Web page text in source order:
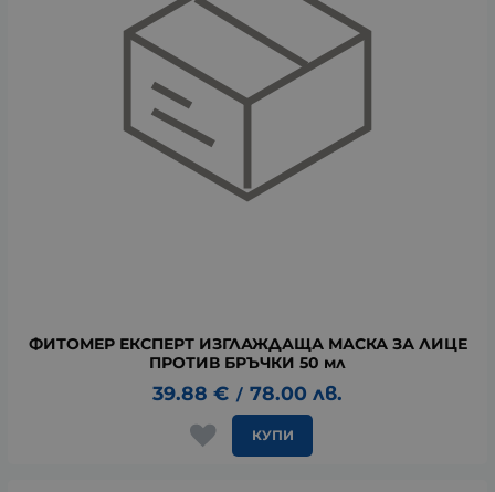
ФИТОМЕР ЕКСПЕРТ ИЗГЛАЖДАЩА МАСКА ЗА ЛИЦЕ
ПРОТИВ БРЪЧКИ 50 мл
39.88 € / 78.00 лв.
КУПИ